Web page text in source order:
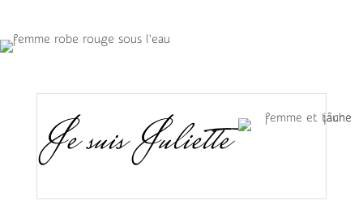
Je suis Juliette